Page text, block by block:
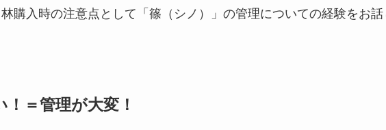
購入時の注意点として「篠（シノ）」の管理についての経験をお
＝管理が大変！